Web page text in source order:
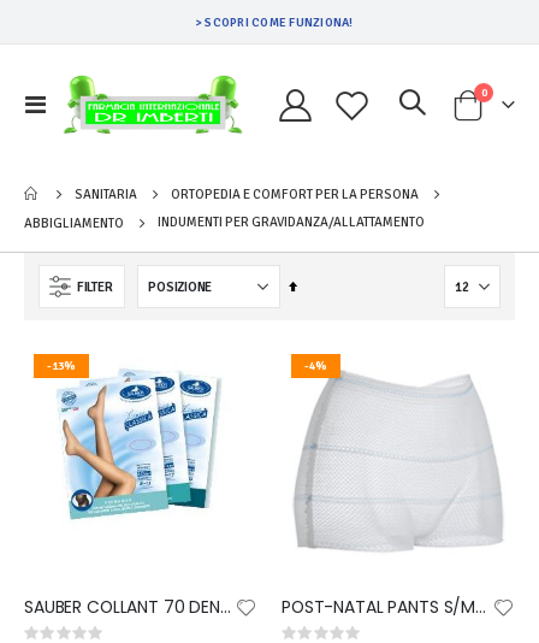
> SCOPRI COME FUNZIONA!
Toggle
Nav
Cart
0Prodotti
SANITARIA
ORTOPEDIA E COMFORT PER LA PERSONA
ABBIGLIAMENTO
INDUMENTI PER GRAVIDANZA/ALLATTAMENTO
FILTER
Imposta
decrescente
-13%
SAUBER COLLANT 70 DENARI PREMAMAN MAGLIA MICRORETE NERO 3 LINEA CLASSICA
Rating:
-4%
POST-NATAL PANTS S/M MONOUSO 4 PEZZI
Rating: